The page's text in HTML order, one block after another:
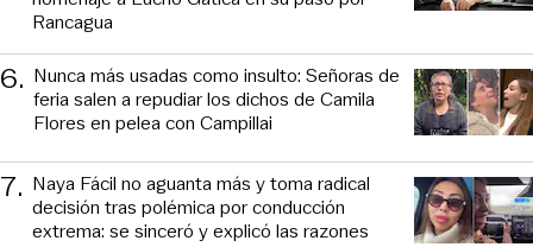
Rancagua
6. Nunca más usadas como insulto: Señoras de
feria salen a repudiar los dichos de Camila
Flores en pelea con Campillai
7. Naya Fácil no aguanta más y toma radical
decisión tras polémica por conducción
extrema: se sinceró y explicó las razones